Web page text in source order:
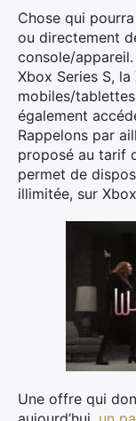
Chose qui
ou directement
console/
Xbox Series S,
mobiles/
également
Rappelons par
proposé au tarif
permet de
illimitée, sur
Une offre qui